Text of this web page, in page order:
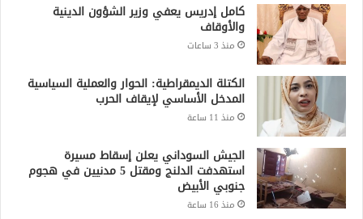
كامل إدريس يعفي وزير الشؤون الدينية
والأوقاف
منذ 3 ساعات
الكتلة الديمقراطية: الحوار والعملية السياسية
المدخل الأساسي لإيقاف الحرب
منذ 11 ساعة
الجيش السوداني يعلن إسقاط مسيرة
استهدفت الدلنج ومقتل 5 مدنيين في هجوم
جنوبي الأبيض
منذ 16 ساعة